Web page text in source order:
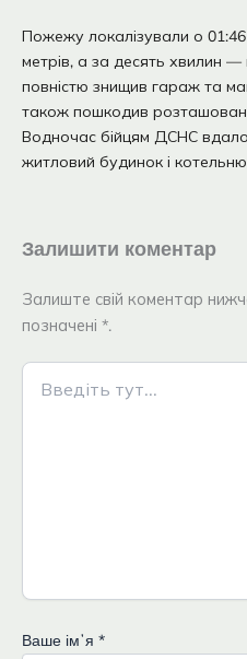
Пожежу локалізували о
метрів, а за десять хвилин —
повністю знищив гараж та
також пошкодив
Водночас бійцям ДСНС
житловий будинок і
Залишити коментар
Залиште свій коментар
позначені *.
Введіть
тут...
Ваше імʼя *